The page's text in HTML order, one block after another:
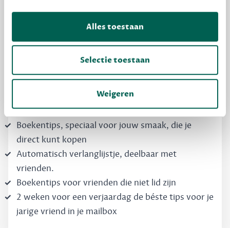
Alles toestaan
Selectie toestaan
Weigeren
Dewey Free
Krijg boekentips, persoonlijk voor jou en je
vrienden. Krijg én geef betere cadeaus.
Schrijf nu gratis in
Boekentips, speciaal voor jouw smaak, die je
direct kunt kopen
Automatisch verlanglijstje, deelbaar met
vrienden.
Boekentips voor vrienden die niet lid zijn
2 weken voor een verjaardag de béste tips voor je
jarige vriend in je mailbox